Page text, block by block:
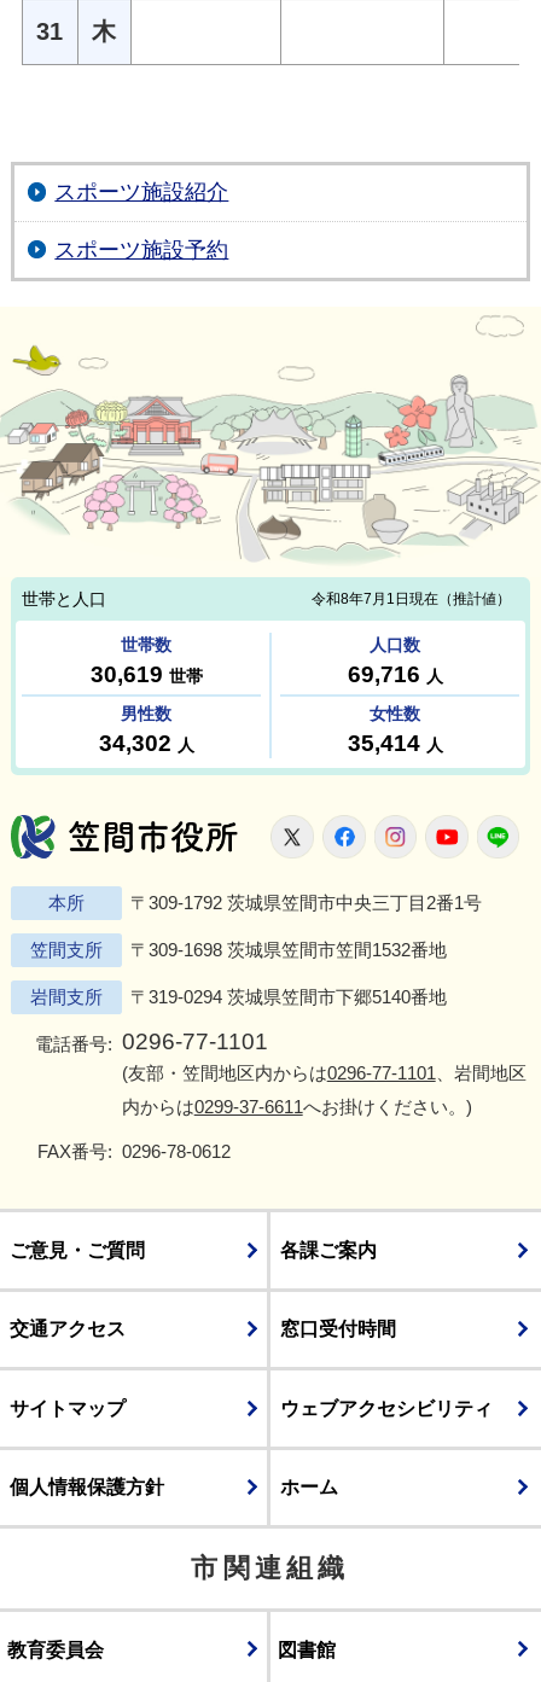
31 木
スポーツ施設紹介
スポーツ施設予約
笠間市役所
X FacebookInstagram
本所 〒309-1792 茨城県笠間市中央三丁目2番1号
笠間支所 〒309-1698 茨城県笠間市笠間1532番地
岩間支所 〒319-0294 茨城県笠間市下郷5140番地
電話番号: 0296-77-1101
(友部・笠間地区内からは0296-77-1101 、岩間地区
内からは0299-37-6611へお掛けください。)
FAX番号: 0296-78-0612
ご意見・ご質問 各課ご案内
交通アクセス 窓口受付時間
サイトマップ ウェブアクセシビリティ
個人情報保護方針 ホーム
市関連組織
教育委員会 図書館